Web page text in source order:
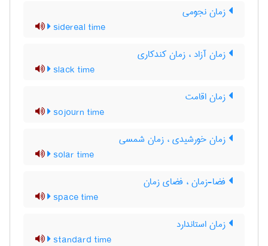
زمان نجومی
sidereal time
زمان آزاد ، زمان کندکاری
slack time
زمان اقامت
sojourn time
زمان خورشیدی ، زمان شمسی
solar time
فضا-زمان ، فضای زمان
space time
زمان استاندارد
standard time